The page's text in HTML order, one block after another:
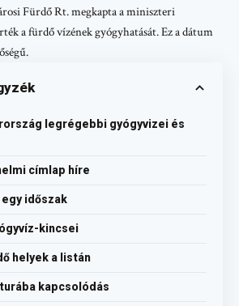
Fürdő Rt. megkapta a miniszteri
a fürdő vízének gyógyhatását. Ez a dátum
legrégebbi gyógyvizei és
címlap híre
időszak
kincsei
helyek a listán
kapcsolódás